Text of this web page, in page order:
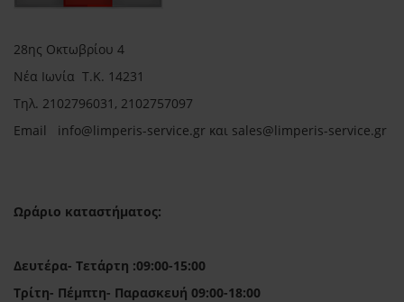
28ης Οκτωβρίου 4
Νέα Ιωνία Τ.Κ. 14231
Τηλ. 2102796031, 2102757097
Email info@limperis-service.gr και sales@limperis-service.gr
Ωράριο καταστήματος:
Δευτέρα- Τετάρτη :09:00-15:00
Τρίτη- Πέμπτη- Παρασκευή 09:00-18:00